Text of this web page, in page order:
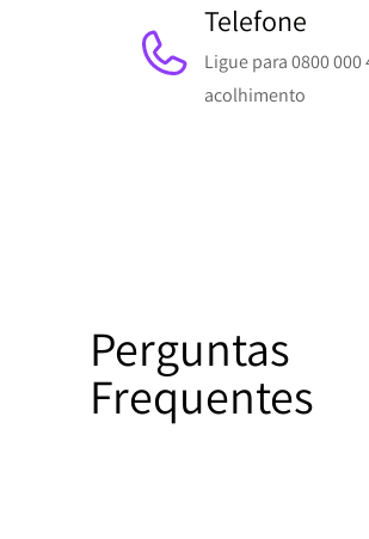
Telefone
Ligue para 0800
acolhimento
Perguntas
Frequentes